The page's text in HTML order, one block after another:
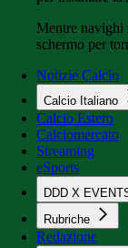
Mentre navighi
schermo per
Notizie Calcio
Calcio Italiano
Calcio Estero
Calciomercato
Streaming
eSports
DDD X
Rubriche
Redazione